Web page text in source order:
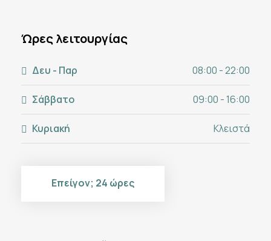
Ώρες λειτουργίας
Δευ - Παρ 08:00 - 22:00
Σάββατο 09:00 - 16:00
Κυριακή Κλειστά
Επείγον; 24 ώρες